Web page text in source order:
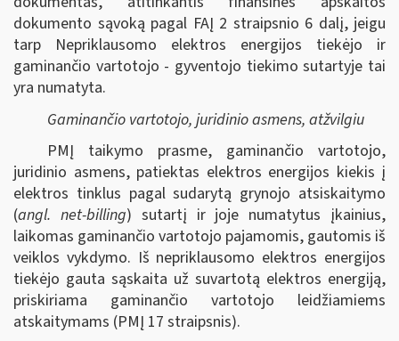
dokumento sąvoką pagal FAĮ 2 straipsnio 6 dalį, jeigu
tarp Nepriklausomo elektros energijos tiekėjo ir
gaminančio vartotojo - gyventojo tiekimo sutartyje tai
yra numatyta.
Gaminančio vartotojo, juridinio asmens, atžvilgiu
PMĮ taikymo prasme, gaminančio vartotojo,
juridinio asmens, patiektas elektros energijos kiekis į
elektros tinklus pagal sudarytą grynojo atsiskaitymo
(angl. net-billing) sutartį ir joje numatytus įkainius,
laikomas gaminančio vartotojo pajamomis, gautomis iš
veiklos vykdymo. Iš nepriklausomo elektros energijos
tiekėjo gauta sąskaita už suvartotą elektros energiją,
priskiriama gaminančio vartotojo leidžiamiems
atskaitymams (PMĮ 17 straipsnis).